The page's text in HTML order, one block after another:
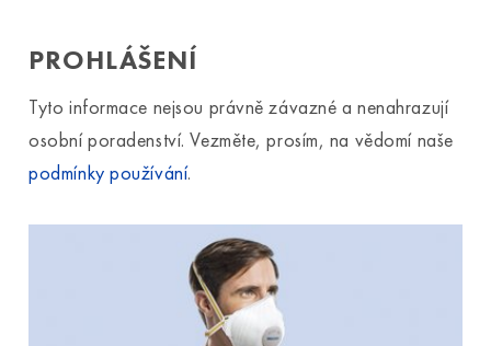
PROHLÁŠENÍ
Tyto informace nejsou právně závazné a nenahrazují
osobní poradenství. Vezměte, prosím, na vědomí naše
podmínky používání.